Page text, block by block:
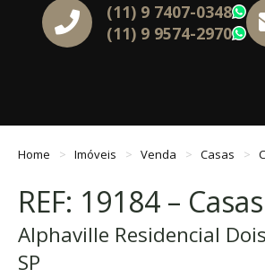
(11) 9 7407-0348
(11) 9 9574-2970
Home Imóveis Venda Casas
REF: 19184 – Casas
Alphaville Residencial
SP